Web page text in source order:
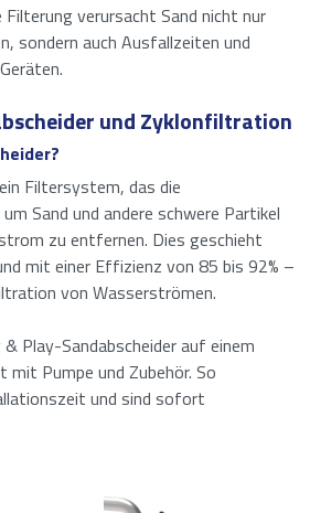
verursacht Sand nicht nur
sondern auch Ausfallzeiten und
und Zyklonfiltration
Filtersystem, das die
Sand und andere schwere Partikel
zu entfernen. Dies geschieht
mit einer Effizienz von 85 bis 92% –
von Wasserströmen.
Play-Sandabscheider auf einem
Pumpe und Zubehör. So
und sind sofort